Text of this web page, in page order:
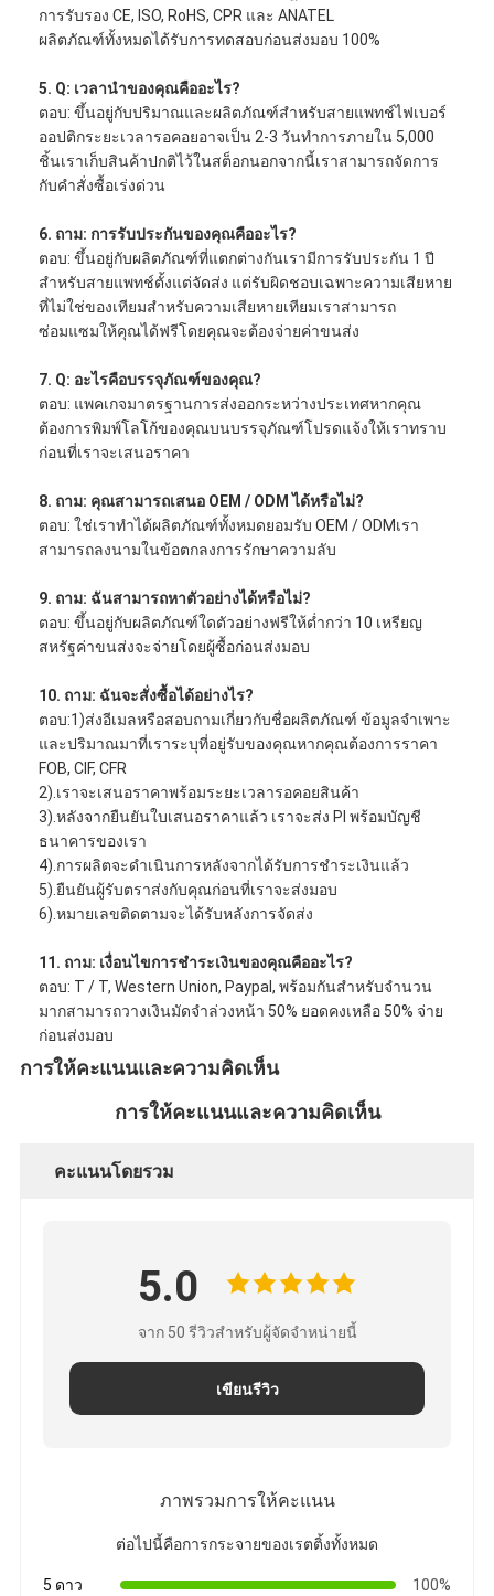
ชุดเครื่องมือไฟเบอร์ออปติก
การรับรอง CE, ISO, RoHS, CPR และ ANATEL
ผลิตภัณฑ์ทั้งหมดได้รับการทดสอบก่อนส่งมอบ 100%
5. Q: เวลานำของคุณคืออะไร?
ตอบ: ขึ้นอยู่กับปริมาณและผลิตภัณฑ์สำหรับสายแพทช์ไฟเบอร์
ออปติกระยะเวลารอคอยอาจเป็น 2-3 วันทำการภายใน 5,000
ชิ้นเราเก็บสินค้าปกติไว้ในสต็อกนอกจากนี้เราสามารถจัดการ
กับคำสั่งซื้อเร่งด่วน
6. ถาม: การรับประกันของคุณคืออะไร?
ตอบ: ขึ้นอยู่กับผลิตภัณฑ์ที่แตกต่างกันเรามีการรับประกัน 1 ปี
สำหรับสายแพทช์ตั้งแต่จัดส่ง แต่รับผิดชอบเฉพาะความเสียหาย
ที่ไม่ใช่ของเทียมสำหรับความเสียหายเทียมเราสามารถ
ซ่อมแซมให้คุณได้ฟรีโดยคุณจะต้องจ่ายค่าขนส่ง
7. Q: อะไรคือบรรจุภัณฑ์ของคุณ?
ตอบ: แพคเกจมาตรฐานการส่งออกระหว่างประเทศหากคุณ
ต้องการพิมพ์โลโก้ของคุณบนบรรจุภัณฑ์โปรดแจ้งให้เราทราบ
ก่อนที่เราจะเสนอราคา
8. ถาม: คุณสามารถเสนอ OEM / ODM ได้หรือไม่?
ตอบ: ใช่เราทำได้ผลิตภัณฑ์ทั้งหมดยอมรับ OEM / ODMเรา
สามารถลงนามในข้อตกลงการรักษาความลับ
9. ถาม: ฉันสามารถหาตัวอย่างได้หรือไม่?
ตอบ: ขึ้นอยู่กับผลิตภัณฑ์ใดตัวอย่างฟรีให้ต่ำกว่า 10 เหรียญ
สหรัฐค่าขนส่งจะจ่ายโดยผู้ซื้อก่อนส่งมอบ
10. ถาม: ฉันจะสั่งซื้อได้อย่างไร?
ตอบ:1)ส่งอีเมลหรือสอบถามเกี่ยวกับชื่อผลิตภัณฑ์ ข้อมูลจำเพาะ
และปริมาณมาที่เราระบุที่อยู่รับของคุณหากคุณต้องการราคา
FOB, CIF, CFR
2).เราจะเสนอราคาพร้อมระยะเวลารอคอยสินค้า
3).หลังจากยืนยันใบเสนอราคาแล้ว เราจะส่ง PI พร้อมบัญชี
ธนาคารของเรา
4).การผลิตจะดำเนินการหลังจากได้รับการชำระเงินแล้ว
5).ยืนยันผู้รับตราส่งกับคุณก่อนที่เราจะส่งมอบ
6).หมายเลขติดตามจะได้รับหลังการจัดส่ง
11. ถาม: เงื่อนไขการชำระเงินของคุณคืออะไร?
ตอบ: T / T, Western Union, Paypal, พร้อมกันสำหรับจำนวน
มากสามารถวางเงินมัดจำล่วงหน้า 50% ยอดคงเหลือ 50% จ่าย
ก่อนส่งมอบ
การให้คะแนนและความคิดเห็น
การให้คะแนนและความคิดเห็น
คะแนนโดยรวม
5.0
จาก 50 รีวิวสําหรับผู้จัดจําหน่ายนี้
เขียนรีวิว
ภาพรวมการให้คะแนน
ต่อไปนี้คือการกระจายของเรตติ้งทั้งหมด
5 ดาว
100%